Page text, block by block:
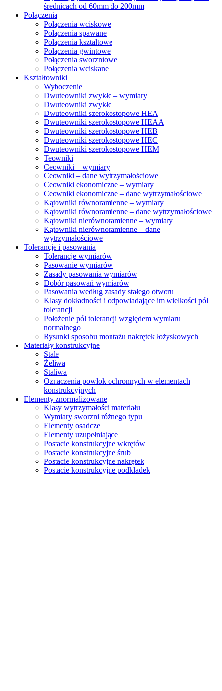
średnicach od 60mm do 200mm
Połączenia
Połączenia wciskowe
Połączenia spawane
Połączenia kształtowe
Połączenia gwintowe
Połączenia sworzniowe
Połączenia wciskane
Kształtowniki
Wyboczenie
Dwuteowniki zwykłe – wymiary
Dwuteowniki zwykłe
Dwuteowniki szerokostopowe HEA
Dwuteowniki szerokostopowe HEAA
Dwuteowniki szerokostopowe HEB
Dwuteowniki szerokostopowe HEC
Dwuteowniki szerokostopowe HEM
Teowniki
Ceowniki – wymiary
Ceowniki – dane wytrzymałościowe
Ceowniki ekonomiczne – wymiary
Ceowniki ekonomiczne – dane wytrzymałościowe
Kątowniki równoramienne – wymiary
Kątowniki równoramienne – dane wytrzymałościowe
Kątowniki nierównoramienne – wymiary
Kątowniki nierównoramienne – dane
wytrzymałościowe
Tolerancje i pasowania
Tolerancje wymiarów
Pasowanie wymiarów
Zasady pasowania wymiarów
Dobór pasowań wymiarów
Pasowania według zasady stałego otworu
Klasy dokładności i odpowiadające im wielkości pól
tolerancji
Położenie pól tolerancji względem wymiaru
normalnego
Rysunki sposobu montażu nakrętek łożyskowych
Materiały konstrukcyjne
Stale
Żeliwa
Staliwa
Oznaczenia powłok ochronnych w elementach
konstrukcyjnych
Elementy znormalizowane
Klasy wytrzymałości materiału
Wymiary sworzni różnego typu
Elementy osadcze
Elementy uzupełniające
Postacie konstrukcyjne wkrętów
Postacie konstrukcyjne śrub
Postacie konstrukcyjne nakrętek
Postacie konstrukcyjne podkładek